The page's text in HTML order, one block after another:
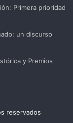
Primera prioridad
un discurso
y Premios
reservados